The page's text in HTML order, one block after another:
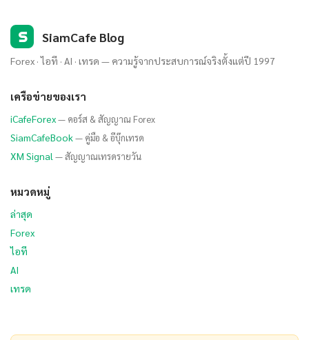
S SiamCafe Blog
Forex · ไอที · AI · เทรด — ความรู้จากประสบการณ์จริงตั้งแต่ปี 1997
เครือข่ายของเรา
iCafeForex— คอร์ส & สัญญาณ Forex
SiamCafeBook— คู่มือ & อีบุ๊กเทรด
XM Signal — สัญญาณเทรดรายวัน
หมวดหมู่
ล่าสุด
Forex
ไอที
AI
เทรด